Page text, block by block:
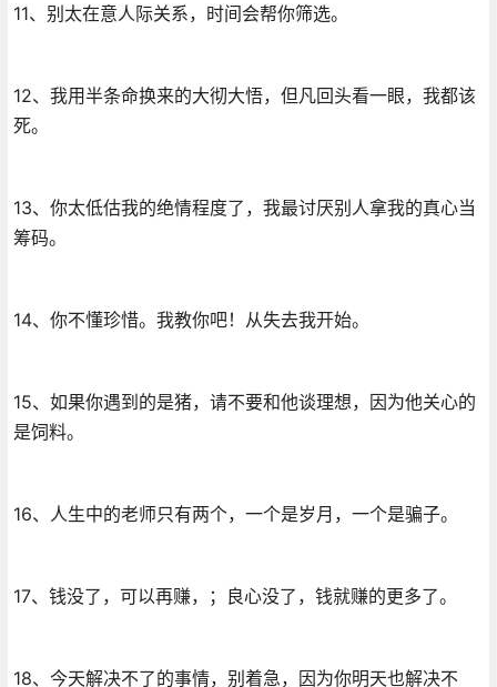
11、别太在意人际关系，时间会帮你筛选。
12、我用半条命换来的大彻大悟，但凡回头看一眼，我都该
死。
13、你太低估我的绝情程度了，我最讨厌别人拿我的真心当
筹码。
14、你不懂珍惜。我教你吧！从失去我开始。
15、如果你遇到的是猪，请不要和他谈理想，因为他关心的
是饲料。
16、人生中的老师只有两个，一个是岁月，一个是骗子。
17、钱没了，可以再赚，；良心没了，钱就赚的更多了。
18、今天解决不了的事情，别着急，因为你明天也解决不